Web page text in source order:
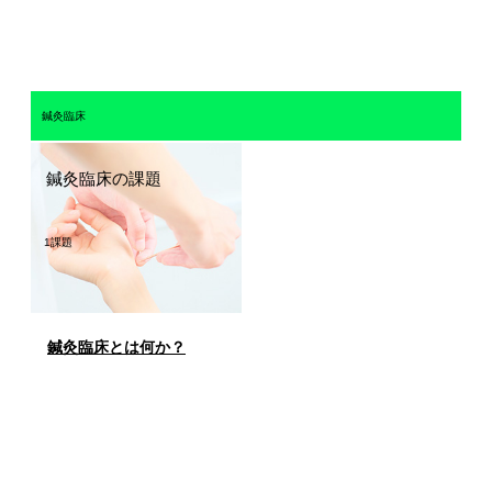
鍼灸臨床
鍼灸臨床の課題
1課題
鍼灸臨床とは何か？